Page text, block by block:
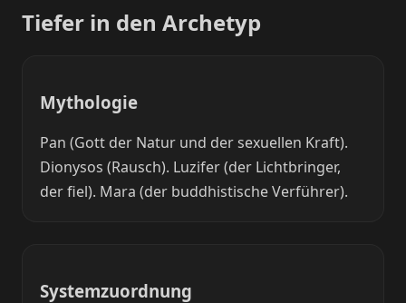
Tiefer in den Archetyp
Mythologie
Pan (Gott der Natur und der sexuellen Kraft).
Dionysos (Rausch). Luzifer (der Lichtbringer,
der fiel). Mara (der buddhistische Verführer).
Systemzuordnung